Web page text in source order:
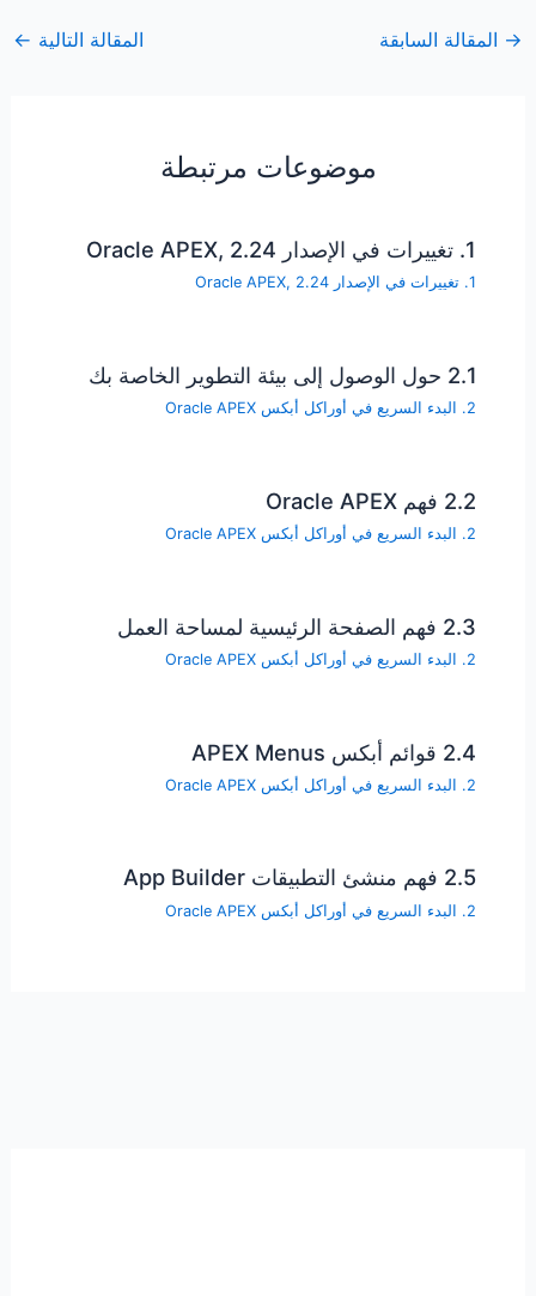
→ المقالة السابقة المقالة التالية ←
موضوعات مرتبطة
1. تغييرات في الإصدار Oracle APEX, 2.24
1. تغييرات في الإصدار Oracle APEX, 2.24
2.1 حول الوصول إلى بيئة التطوير الخاصة بك
2. البدء السريع في أوراكل أبكس Oracle APEX
2.2 فهم Oracle APEX
2. البدء السريع في أوراكل أبكس Oracle APEX
2.3 فهم الصفحة الرئيسية لمساحة العمل
2. البدء السريع في أوراكل أبكس Oracle APEX
2.4 قوائم أبكس APEX Menus
2. البدء السريع في أوراكل أبكس Oracle APEX
2.5 فهم منشئ التطبيقات App Builder
2. البدء السريع في أوراكل أبكس Oracle APEX